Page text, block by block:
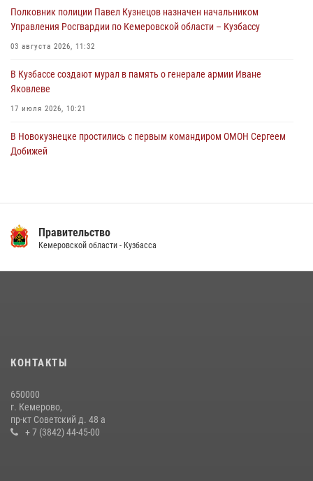
Росгвардейцы пресекли противоправные действия и защитили
новокузнечанку от агрессивного знакомого
06 августа 2026, 07:16
Полковник полиции Павел Кузнецов назначен начальником
Управления Росгвардии по Кемеровской области – Кузбассу
03 августа 2026, 11:32
В Кузбассе создают мурал в память о генерале армии Иване
Яковлеве
17 июля 2026, 10:21
В Новокузнецке простились с первым командиром ОМОН Сергеем
Добижей
14 июля 2026, 08:52 1
20 июля 2026, 08:52
гипермаркета товары на 13 тысяч рублей (ВИДЕО)
16 июля 2026, 06:43
Правительство
Кемеровской области - Кузбасса
КОНТАКТЫ
650000
г. Кемерово,
пр-кт Советский д. 48 а
+ 7 (3842) 44-45-00